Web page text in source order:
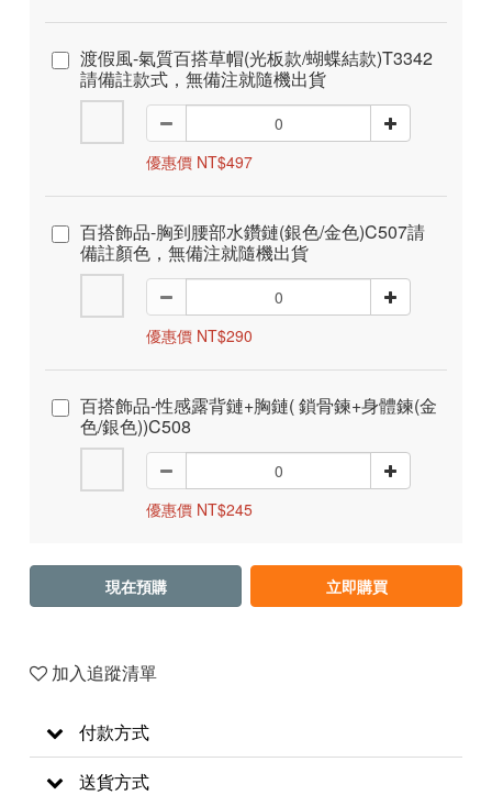
渡假風-氣質百搭草帽(光板款/蝴蝶結款)T3342
請備註款式，無備注就隨機出貨
優惠價 NT$497
百搭飾品-胸到腰部水鑽鏈(銀色/金色)C507請
備註顏色，無備注就隨機出貨
優惠價 NT$290
百搭飾品-性感露背鏈+胸鏈( 鎖骨鍊+身體鍊(金
色/銀色))C508
優惠價 NT$245
現在預購 立即購買
加入追蹤清單
付款方式
送貨方式